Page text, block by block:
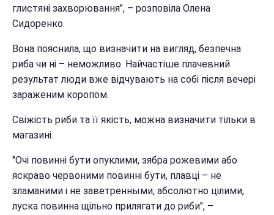
глистяні захворювання", – розповіла Олена
Сидоренко.
Вона пояснила, що визначити на вигляд, безпечна
риба чи ні – неможливо. Найчастіше плачевний
результат люди вже відчувають на собі після вечері
зараженим коропом.
Свіжість риби та її якість, можна визначити тільки в
магазині.
"Очі повинні бути опуклими, зябра рожевими або
яскраво червоними повинні бути, плавці – не
зламаними і не заветренными, абсолютно цілими,
луска повинна щільно прилягати до риби", –